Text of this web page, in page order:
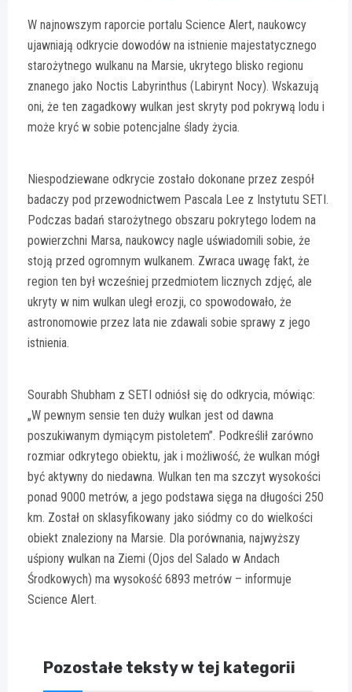
W najnowszym raporcie portalu Science Alert, naukowcy
ujawniają odkrycie dowodów na istnienie majestatycznego
starożytnego wulkanu na Marsie, ukrytego blisko regionu
znanego jako Noctis Labyrinthus (Labirynt Nocy). Wskazują
oni, że ten zagadkowy wulkan jest skryty pod pokrywą lodu i
może kryć w sobie potencjalne ślady życia.
Niespodziewane odkrycie zostało dokonane przez zespół
badaczy pod przewodnictwem Pascala Lee z Instytutu SETI.
Podczas badań starożytnego obszaru pokrytego lodem na
powierzchni Marsa, naukowcy nagle uświadomili sobie, że
stoją przed ogromnym wulkanem. Zwraca uwagę fakt, że
region ten był wcześniej przedmiotem licznych zdjęć, ale
ukryty w nim wulkan uległ erozji, co spowodowało, że
astronomowie przez lata nie zdawali sobie sprawy z jego
istnienia.
Sourabh Shubham z SETI odniósł się do odkrycia, mówiąc:
„W pewnym sensie ten duży wulkan jest od dawna
poszukiwanym dymiącym pistoletem”. Podkreślił zarówno
rozmiar odkrytego obiektu, jak i możliwość, że wulkan mógł
być aktywny do niedawna. Wulkan ten ma szczyt wysokości
ponad 9000 metrów, a jego podstawa sięga na długości 250
km. Został on sklasyfikowany jako siódmy co do wielkości
obiekt znaleziony na Marsie. Dla porównania, najwyższy
uśpiony wulkan na Ziemi (Ojos del Salado w Andach
Środkowych) ma wysokość 6893 metrów – informuje
Science Alert.
Pozostałe teksty w tej kategorii